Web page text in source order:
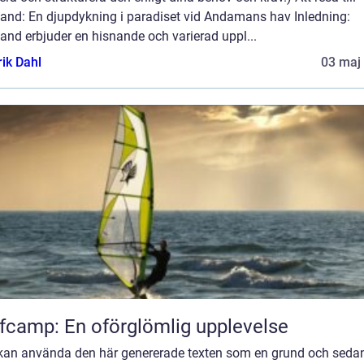
En djupdykning i paradiset vid Andamans hav Inledning:
erbjuder en hisnande och varierad uppl...
Dahl
03 maj
En oförglömlig upplevelse
använda den här genererade texten som en grund och